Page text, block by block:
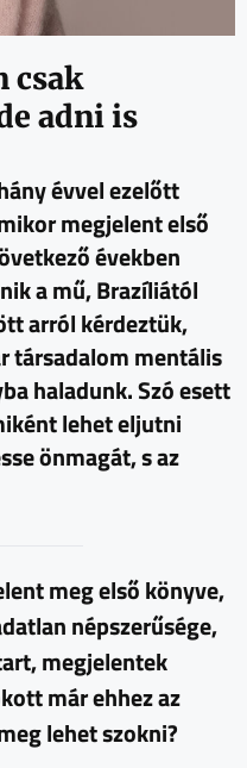
csak
adni is
évvel ezelőtt
megjelent első
években
a mű, Brazíliától
arról kérdeztük,
társadalom mentális
haladunk. Szó esett
lehet eljutni
önmagát, s az
meg első könyve,
népszerűsége,
megjelentek
már ehhez az
lehet szokni?